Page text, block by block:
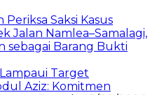
Saksi Kasus
Jalan Namlea–Samalagi,
sebagai Barang Bukti
Target
Aziz: Komitmen